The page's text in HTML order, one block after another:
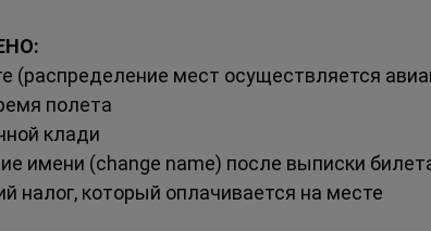
(распределение мест осуществляется
полета
клади
имени (change name) после выписки
налог, который оплачивается на месте